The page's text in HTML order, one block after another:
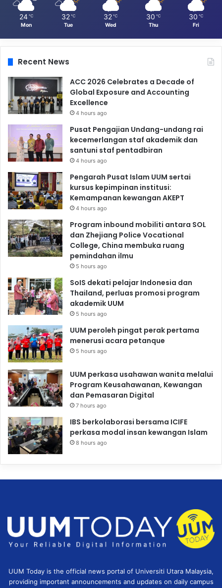
24 ℃
Mon
32 ℃
Tue
32 ℃
Wed
30 ℃
Thu
30 ℃
Fri
Recent News
ACC 2026 Celebrates a Decade of
Global Exposure and Accounting
Excellence
4 hours ago
Pusat Pengajian Undang-undang rai
kecemerlangan staf akademik dan
santuni staf pentadbiran
4 hours ago
Pengarah Pusat Islam UUM sertai
kursus kepimpinan institusi:
Kemampanan kewangan AKEPT
4 hours ago
Program inbound mobiliti antara SOL
dan Zhejiang Police Vocational
College, China membuka ruang
pemindahan ilmu
5 hours ago
SoIS dekati pelajar Indonesia dan
Thailand, perluas promosi program
akademik UUM
5 hours ago
UUM peroleh pingat perak pertama
menerusi acara petanque
5 hours ago
UUM perkasa usahawan wanita melalui
Program Keusahawanan, Kewangan
dan Pemasaran Digital
7 hours ago
IBS berkolaborasi bersama ICIFE
perkasa modal insan kewangan Islam
8 hours ago
UUM Today is the official news portal of Universiti Utara Malaysia,
providing important announcements and updates on daily campus